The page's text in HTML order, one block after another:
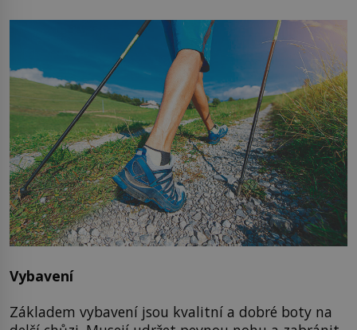
Vybavení
Základem vybavení jsou kvalitní a dobré boty na